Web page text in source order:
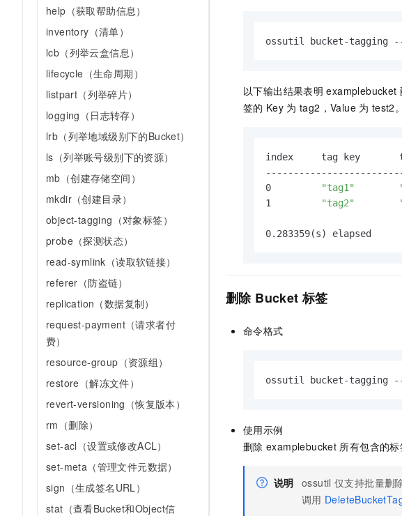
help（获取帮助信息）
inventory（清单）
lcb（列举云盒信息）
lifecycle（生命周期）
listpart（列举碎片）
logging（日志转存）
lrb（列举地域级别下的Bucket）
ls（列举账号级别下的资源）
mb（创建存储空间）
mkdir（创建目录）
object-tagging（对象标签）
probe（探测状态）
read-symlink（读取软链接）
referer（防盗链）
replication（数据复制）
request-payment（请求者付
费）
resource-group（资源组）
restore（解冻文件）
revert-versioning（恢复版本）
rm（删除）
set-acl（设置或修改ACL）
set-meta（管理文件元数据）
sign（生成签名URL）
stat（查看Bucket和Object信
ossutil bucket-tagging --
以下输出结果表明 examplebucket
签的 Key 为 tag2，Value 为 test2。
index     tag key
0
"tag1"
1
"tag2"
0.283359(s) elapsed
删除 Bucket 标签
命令格式
ossutil bucket-tagging --
使用示例
删除 examplebucket 所有包含的标
说明 ossutil 仅支持批量删
调用